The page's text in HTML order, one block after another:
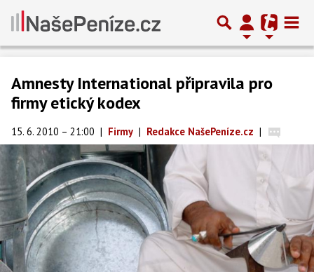
Amnesty International připravila pro
firmy etický kodex
15. 6. 2010 – 21:00 | Firmy | Redakce NašePeníze.cz |